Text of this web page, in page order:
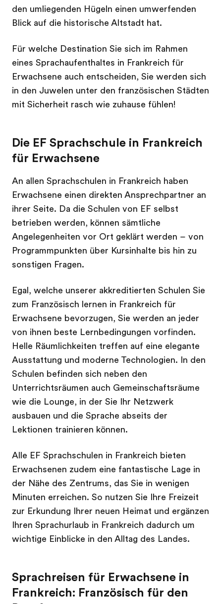
den umliegenden Hügeln einen umwerfenden
Blick auf die historische Altstadt hat.
Für welche Destination Sie sich im Rahmen
eines Sprachaufenthaltes in Frankreich für
Erwachsene auch entscheiden, Sie werden sich
in den Juwelen unter den französischen Städten
mit Sicherheit rasch wie zuhause fühlen!
Die EF Sprachschule in Frankreich
für Erwachsene
An allen Sprachschulen in Frankreich haben
Erwachsene einen direkten Ansprechpartner an
ihrer Seite. Da die Schulen von EF selbst
betrieben werden, können sämtliche
Angelegenheiten vor Ort geklärt werden – von
Programmpunkten über Kursinhalte bis hin zu
sonstigen Fragen.
Egal, welche unserer akkreditierten Schulen Sie
zum Französisch lernen in Frankreich für
Erwachsene bevorzugen, Sie werden an jeder
von ihnen beste Lernbedingungen vorfinden.
Helle Räumlichkeiten treffen auf eine elegante
Ausstattung und moderne Technologien. In den
Schulen befinden sich neben den
Unterrichtsräumen auch Gemeinschaftsräume
wie die Lounge, in der Sie Ihr Netzwerk
ausbauen und die Sprache abseits der
Lektionen trainieren können.
Alle EF Sprachschulen in Frankreich bieten
Erwachsenen zudem eine fantastische Lage in
der Nähe des Zentrums, das Sie in wenigen
Minuten erreichen. So nutzen Sie Ihre Freizeit
zur Erkundung Ihrer neuen Heimat und ergänzen
Ihren Sprachurlaub in Frankreich dadurch um
wichtige Einblicke in den Alltag des Landes.
Sprachreisen für Erwachsene in
Frankreich: Französisch für den